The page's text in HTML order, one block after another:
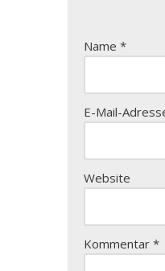
Name *
E-Mail-
Website
Kommentar *